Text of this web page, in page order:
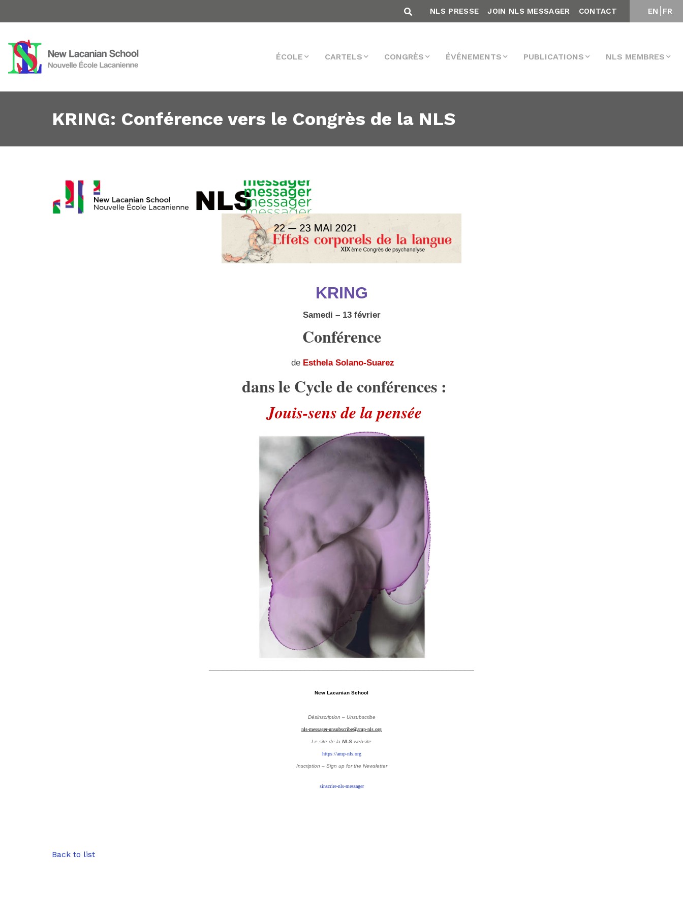
EN FR
NLS PRESSE JOIN NLS MESSAGER CONTACT
ÉCOLE CARTELS CONGRÈS ÉVÉNEMENTS PUBLICATIONS NLS MEMBRES
KRING: Conférence vers le Congrès de la NLS
KRING
Samedi – 13 février
Conférence
de Esthela Solano-Suarez
dans le Cycle de conférences :
Jouis-sens de la pensée
New Lacanian School
Désinscription – Unsubscribe
nls-messager-unsubscribe@amp-nls.org
Le site de la NLS website
https://amp-nls.org
Inscription – Sign up for the Newsletter
sinscrire-nls-messager
Back to list